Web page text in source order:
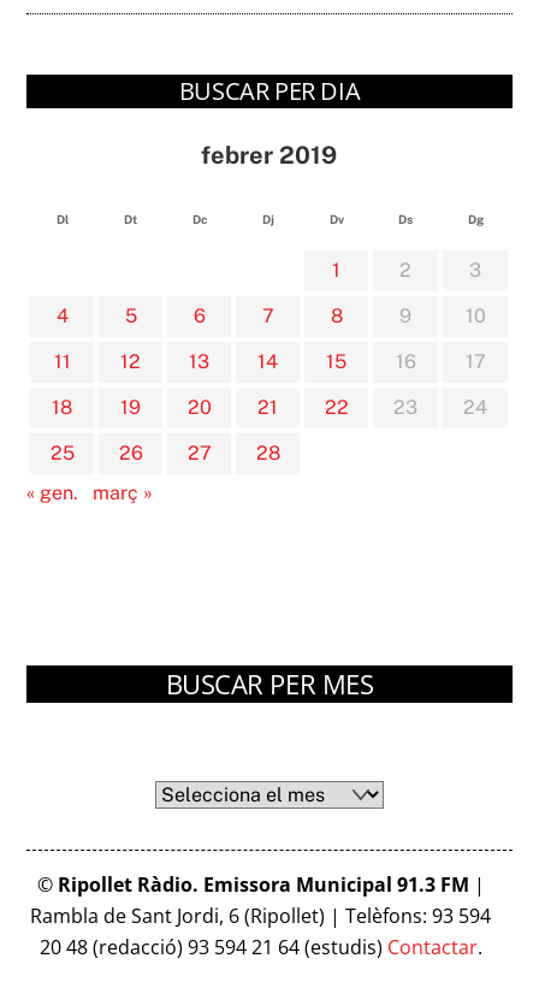
BUSCAR PER DIA
febrer 2019
Dl Dt Dc Dj Dv Ds Dg
1 2
3
4
5 6 7 8 9
10
11
12 13 14 15 16
17
18
19 20 21 22 23
24
25
26 27
28
« gen.
març »
BUSCAR PER MES
Arxius
© Ripollet Ràdio. Emissora Municipal 91.3 FM |
Rambla de Sant Jordi, 6 (Ripollet) | Telèfons: 93 594
20 48 (redacció) 93 594 21 64 (estudis) Contactar.